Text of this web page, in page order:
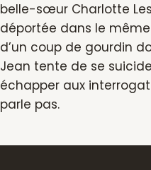
belle-sœur Charlotte
déportée dans le
d’un coup de gourdin
Jean tente de se
échapper aux
parle pas.